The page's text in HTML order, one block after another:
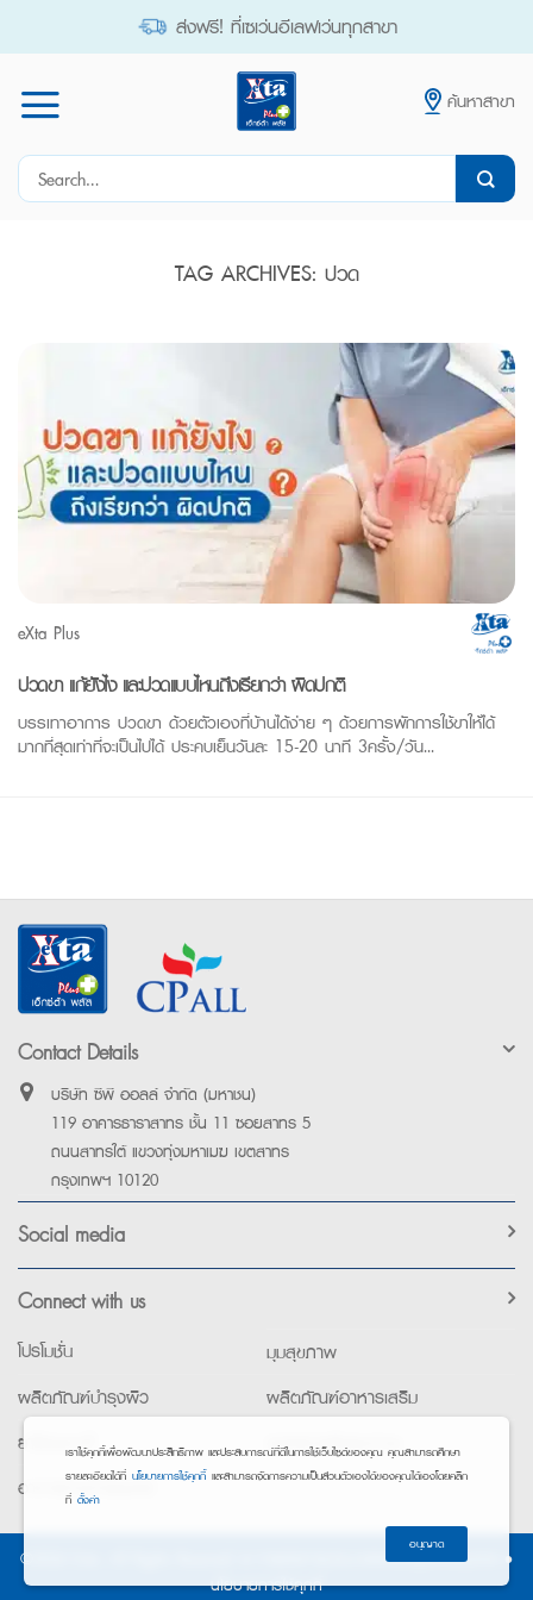
ส่งฟรี! ที่เซเว่นอีเลฟเว่นทุกสาขา
ค้นหาสาขา
Search
TAG ARCHIVES: ปวด
eXta Plus
ปวดขา แก้ยังไง และปวดแบบไหนถึงเรียกว่า ผิดปกติ
บรรเทาอาการ ปวดขา ด้วยตัวเองที่บ้านได้ง่าย ๆ ด้วยการพักการใช้ขาให้ได้
มากที่สุดเท่าที่จะเป็นไปได้ ประคบเย็นวันละ 15-20 นาที 3ครั้ง/วัน...
Contact Details
บริษัท ซีพี ออลล์ จำกัด (มหาชน)
119 อาคารธาราสาทร ชั้น 11 ซอยสาทร 5
ถนนสาทรใต้ แขวงทุ่งมหาเมฆ เขตสาทร
กรุงเทพฯ 10120
Social media
Connect with us
โปรโมชั่น
มุมสุขภาพ
ผลิตภัณฑ์บำรุงผิว
ผลิตภัณฑ์อาหารเสริม
ยาใช้เฉพาะที่
อุปกรณ์เพื่อสุขภาพ
อาหารทางการแพทย์
©2026 Exta. All Rights Reserved. • การแจ้งการประมวลผลข้อมูลส่วนบุคคล
•
นโยบายการใช้คุกกี้
เราใช้คุกกี้เพื่อพัฒนาประสิทธิภาพ และประสบการณ์ที่ดีในการใช้เว็บไซต์ของคุณ คุณสามารถศึกษา
รายละเอียดได้ที่ นโยบายการใช้คุกกี้ และสามารถจัดการความเป็นส่วนตัวเองได้ของคุณได้เองโดยคลิก
ที่ ตั้งค่า
อนุญาต